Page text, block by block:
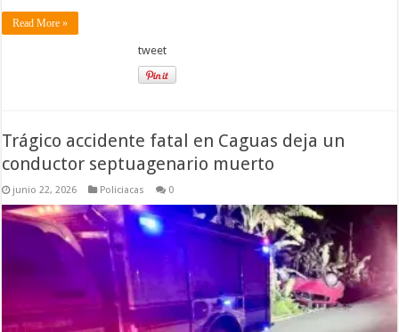
Read More »
tweet
Trágico accidente fatal en Caguas deja un
conductor septuagenario muerto
junio 22, 2026 Policiacas 0